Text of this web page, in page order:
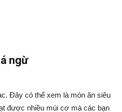
ngừ
Đây có thể xem là món ăn siêu
được nhiều múi cơ mà các bạn